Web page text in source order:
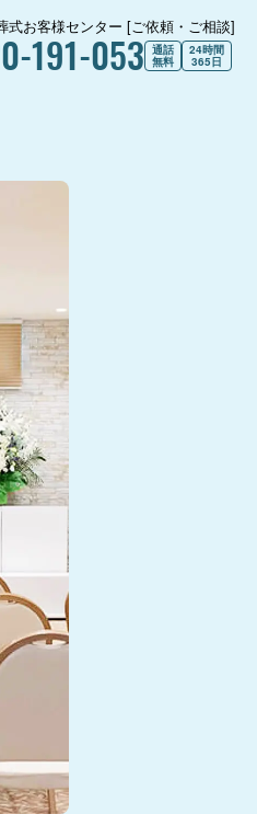
式お客様センター [ご依頼・ご相談]
191-053 通話
無料
24時間
365日